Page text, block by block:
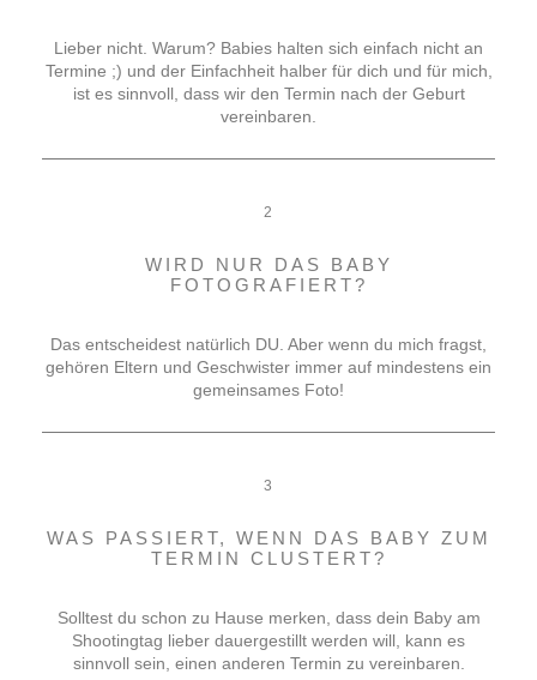
Lieber nicht. Warum? Babies halten sich einfach nicht an
Termine ;) und der Einfachheit halber für dich und für mich,
ist es sinnvoll, dass wir den Termin nach der Geburt
vereinbaren.
2
WIRD NUR DAS BABY
FOTOGRAFIERT?
Das entscheidest natürlich DU. Aber wenn du mich fragst,
gehören Eltern und Geschwister immer auf mindestens ein
gemeinsames Foto!
3
WAS PASSIERT, WENN DAS BABY ZUM
TERMIN CLUSTERT?
Solltest du schon zu Hause merken, dass dein Baby am
Shootingtag lieber dauergestillt werden will, kann es
sinnvoll sein, einen anderen Termin zu vereinbaren.